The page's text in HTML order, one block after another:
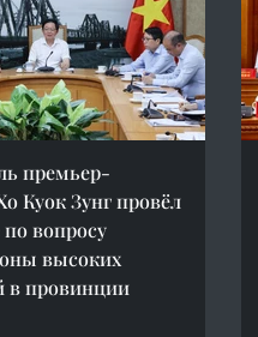
премьер-
Куок Зунг провёл
вопросу
высоких
в провинции